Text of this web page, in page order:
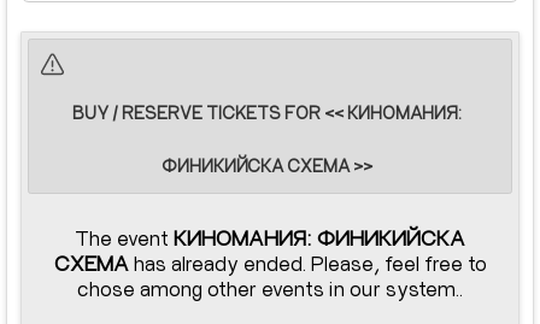
BUY / RESERVE TICKETS FOR << КИНОМАНИЯ:
ФИНИКИЙСКА СХЕМА >>
The event КИНОМАНИЯ: ФИНИКИЙСКА
СХЕМАhas already ended. Please, feel free to
chose among other events in our system..